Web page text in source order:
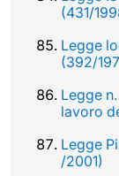
(431/
Legge
(392/
Legge
lavoro
Legge
/2001)